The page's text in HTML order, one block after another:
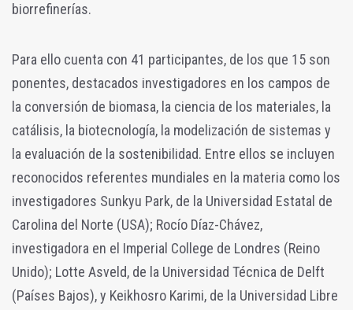
biorrefinerías.
Para ello cuenta con 41 participantes, de los que 15 son
ponentes, destacados investigadores en los campos de
la conversión de biomasa, la ciencia de los materiales, la
catálisis, la biotecnología, la modelización de sistemas y
la evaluación de la sostenibilidad. Entre ellos se incluyen
reconocidos referentes mundiales en la materia como los
investigadores Sunkyu Park, de la Universidad Estatal de
Carolina del Norte (USA); Rocío Díaz-Chávez,
investigadora en el Imperial College de Londres (Reino
Unido); Lotte Asveld, de la Universidad Técnica de Delft
(Países Bajos), y Keikhosro Karimi, de la Universidad Libre